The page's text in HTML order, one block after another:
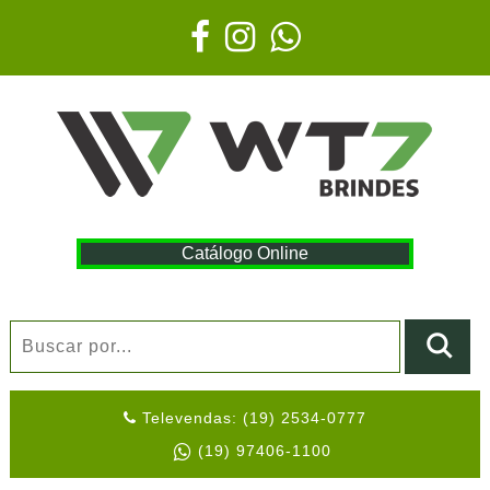
Catálogo Online
Televendas: (19) 2534-0777
(19) 97406-1100